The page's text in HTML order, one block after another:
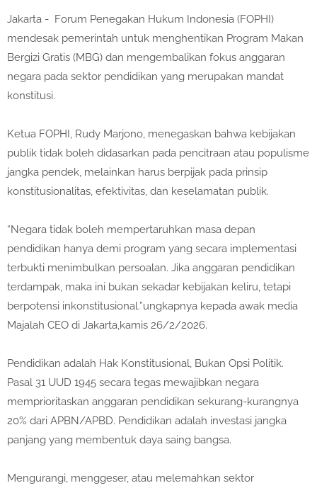
Jakarta - Forum Penegakan Hukum Indonesia (FOPHI)
mendesak pemerintah untuk menghentikan Program Makan
Bergizi Gratis (MBG) dan mengembalikan fokus anggaran
negara pada sektor pendidikan yang merupakan mandat
konstitusi.
Ketua FOPHI, Rudy Marjono, menegaskan bahwa kebijakan
publik tidak boleh didasarkan pada pencitraan atau populisme
jangka pendek, melainkan harus berpijak pada prinsip
konstitusionalitas, efektivitas, dan keselamatan publik.
“Negara tidak boleh mempertaruhkan masa depan
pendidikan hanya demi program yang secara implementasi
terbukti menimbulkan persoalan. Jika anggaran pendidikan
terdampak, maka ini bukan sekadar kebijakan keliru, tetapi
berpotensi inkonstitusional.”ungkapnya kepada awak media
Majalah CEO di Jakarta,kamis 26/2/2026.
Pendidikan adalah Hak Konstitusional, Bukan Opsi Politik.
Pasal 31 UUD 1945 secara tegas mewajibkan negara
memprioritaskan anggaran pendidikan sekurang-kurangnya
20% dari APBN/APBD. Pendidikan adalah investasi jangka
panjang yang membentuk daya saing bangsa.
Mengurangi, menggeser, atau melemahkan sektor